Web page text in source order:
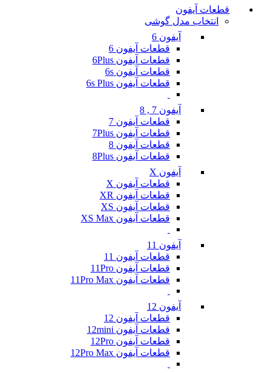
قطعات آیفون
انتخاب مدل گوشی
آیفون 6
قطعات آیفون 6
قطعات آیفون 6Plus
قطعات آیفون 6s
قطعات آیفون 6s Plus
آیفون 7 , 8
قطعات آیفون 7
قطعات آیفون 7Plus
قطعات آیفون 8
قطعات آیفون 8Plus
آیفون X
قطعات آیفون X
قطعات آیفون XR
قطعات آیفون XS
قطعات آیفون XS Max
آیفون 11
قطعات آیفون 11
قطعات آیفون 11Pro
قطعات آیفون 11Pro Max
آیفون 12
قطعات آیفون 12
قطعات آیفون 12mini
قطعات آیفون 12Pro
قطعات آیفون 12Pro Max